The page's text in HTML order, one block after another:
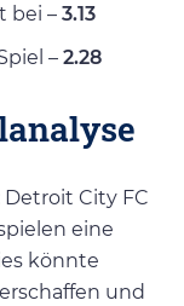
bei – 3.13
– 2.28
City FC
eine
könnte
und